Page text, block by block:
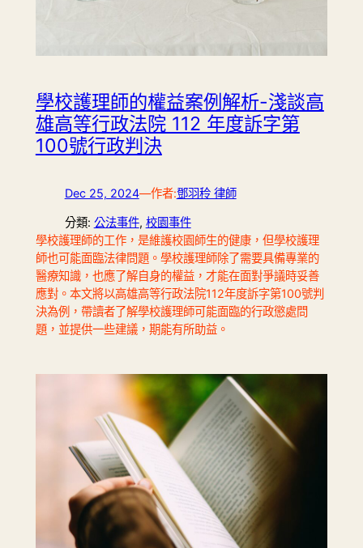
學校護理師的權益案例解析-淺談高
雄高等行政法院 112 年度訴字第
100號行政判決
Dec 25, 2024—作者:鄧羽秢 律師
分類: 公法事件, 校園事件
學校護理師的工作，是維護校園師生的健康，但學校護理
師也可能面臨法律問題。學校護理師除了需要具備專業的
醫療知識，也應了解自身的權益，才能在面對爭議時妥善
應對。本文將以高雄高等行政法院112年度訴字第100號判
決為例，帶讀者了解學校護理師可能面臨的行政懲處問
題，並提供一些建議，期能有所助益。